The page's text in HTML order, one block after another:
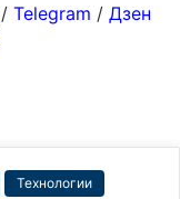
/ Telegram / Дзен